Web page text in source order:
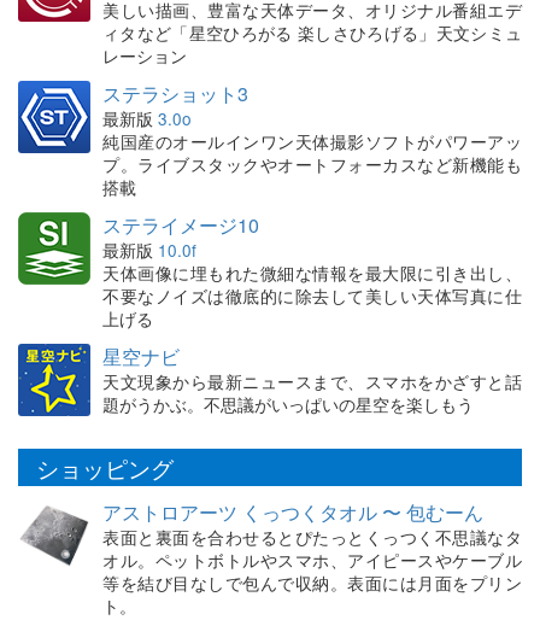
美しい描画、豊富な天体データ、オリジナル番組エデ
ィタなど「星空ひろがる 楽しさひろげる」天文シミュ
レーション
ステラショット3
最新版 3.0o
純国産のオールインワン天体撮影ソフトがパワーアッ
プ。ライブスタックやオートフォーカスなど新機能も
搭載
ステライメージ10
最新版 10.0f
天体画像に埋もれた微細な情報を最大限に引き出し、
不要なノイズは徹底的に除去して美しい天体写真に仕
上げる
星空ナビ
天文現象から最新ニュースまで、スマホをかざすと話
題がうかぶ。不思議がいっぱいの星空を楽しもう
ショッピング
アストロアーツ くっつくタオル 〜 包むーん
表面と裏面を合わせるとぴたっとくっつく不思議なタ
オル。ペットボトルやスマホ、アイピースやケーブル
等を結び目なしで包んで収納。表面には月面をプリン
ト。